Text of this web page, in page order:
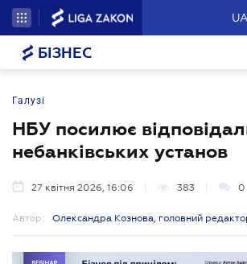
UA
БІЗНЕС
Галузі
НБУ посилює
небанківських установ
27 квітня 2026, 16:06 383 0
Автор: Олександра Кознова, головний